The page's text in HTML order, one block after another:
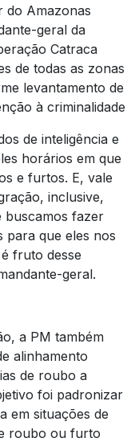
do Amazonas
geral da
Catraca
de todas as zonas
levantamento de
à criminalidade
de inteligência e
horários em que
e furtos. E, vale
inclusive,
buscamos fazer
que eles nos
fruto desse
geral.
a PM também
alinhamento
de roubo a
foi padronizar
em situações de
roubo ou furto